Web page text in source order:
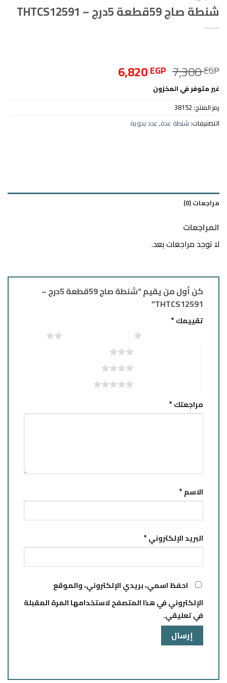
شنطة صاج 59قطعة 5درج – THTCS12591
7,300EGP السعر
الأصلي
هو:
6,820EGP
هو:
غير متوفر في المخزون
رمز المنتج:38152
التصنيفات:شنطة عدة,عدد يدوية
مراجعات (0)
المراجعات
لا توجد مراجعات بعد.
كن أول من يقيم “شنطة صاج 59قطعة 5درج –
THTCS12591”
تقييمك*
مراجعتك*
الاسم*
البريد الإلكتروني*
احفظ اسمي، بريدي الإلكتروني، والموقع
الإلكتروني في هذا المتصفح لاستخدامها المرة المقبلة
في تعليقي.